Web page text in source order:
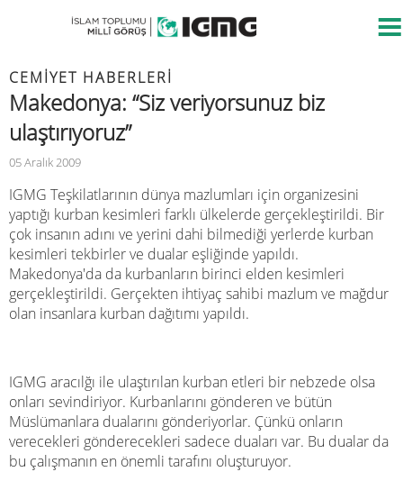
CEMIYET HABERLERI
Makedonya: “Siz veriyorsunuz biz
ulaştırıyoruz”
05 Aralık 2009
IGMG Teşkilatlarının dünya mazlumları için organizesini
yaptığı kurban kesimleri farklı ülkelerde gerçekleştirildi. Bir
çok insanın adını ve yerini dahi bilmediği yerlerde kurban
kesimleri tekbirler ve dualar eşliğinde yapıldı.
Makedonya'da da kurbanların birinci elden kesimleri
gerçekleştirildi. Gerçekten ihtiyaç sahibi mazlum ve mağdur
olan insanlara kurban dağıtımı yapıldı.
IGMG aracılğı ile ulaştırılan kurban etleri bir nebzede olsa
onları sevindiriyor. Kurbanlarını gönderen ve bütün
Müslümanlara dualarını gönderiyorlar. Çünkü onların
verecekleri gönderecekleri sadece duaları var. Bu dualar da
bu çalışmanın en önemli tarafını oluşturuyor.